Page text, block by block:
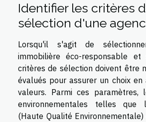
Identifier les critères
sélection d'une
Lorsqu'il s'agit de
immobilière éco-responsable et
critères de sélection doivent être
évalués pour assurer un choix en
valeurs. Parmi ces paramètres,
environnementales telles que
(Haute Qualité